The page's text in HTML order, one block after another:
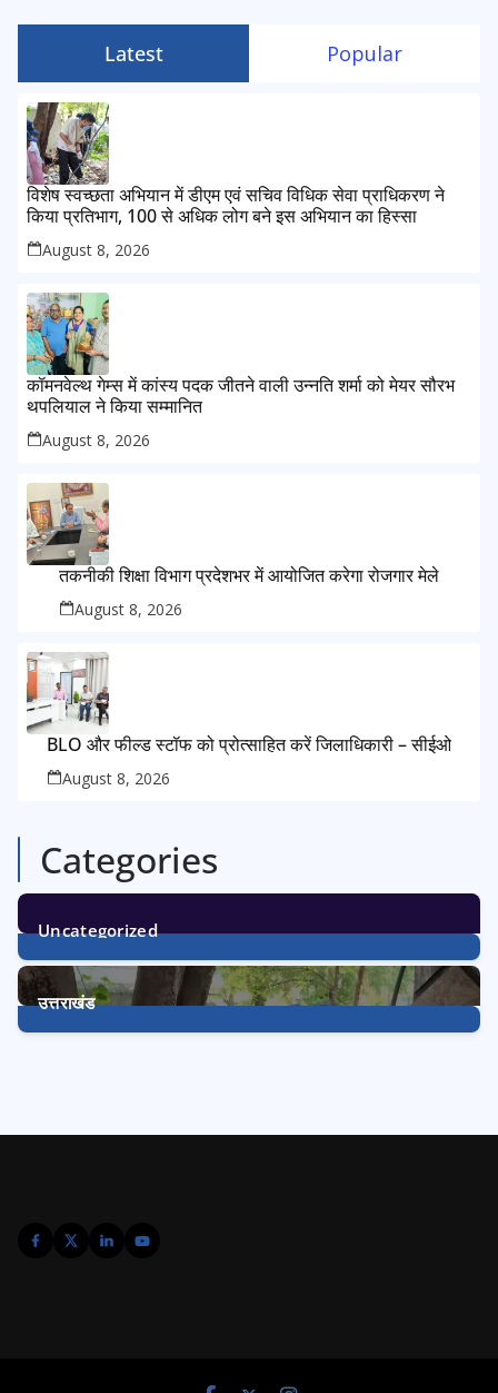
Latest Popular
विशेष स्वच्छता अभियान में डीएम एवं सचिव विधिक सेवा प्राधिकरण ने
किया प्रतिभाग, 100 से अधिक लोग बने इस अभियान का हिस्सा
August 8, 2026
कॉमनवेल्थ गेम्स में कांस्य पदक जीतने वाली उन्नति शर्मा को मेयर सौरभ
थपलियाल ने किया सम्मानित
August 8, 2026
तकनीकी शिक्षा विभाग प्रदेशभर में आयोजित करेगा रोजगार मेले
August 8, 2026
BLO और फील्ड स्टॉफ को प्रोत्साहित करें जिलाधिकारी – सीईओ
August 8, 2026
Categories
Uncategorized
1Post
उत्तराखंड